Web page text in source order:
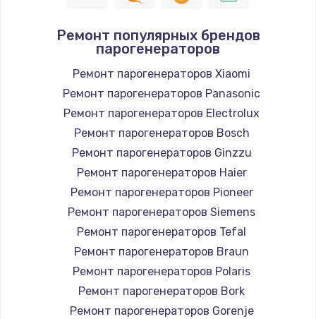
Заказать
Восстановление после попадания влаги
Заказать
900 руб.
Заказать
Ремонт микросхемы Wi-Fi
1100 руб.
Заказать
Настройка Wi-Fi
745 руб.
Ремонт популярных брендов
парогенераторов
Ремонт парогенераторов Xiaomi
Ремонт парогенераторов Panasonic
Ремонт парогенераторов Electrolux
Ремонт парогенераторов Bosch
Ремонт парогенераторов Ginzzu
Ремонт парогенераторов Haier
Ремонт парогенераторов Pioneer
Ремонт парогенераторов Siemens
Ремонт парогенераторов Tefal
Ремонт парогенераторов Braun
Ремонт парогенераторов Polaris
Ремонт парогенераторов Bork
Ремонт парогенераторов Gorenje